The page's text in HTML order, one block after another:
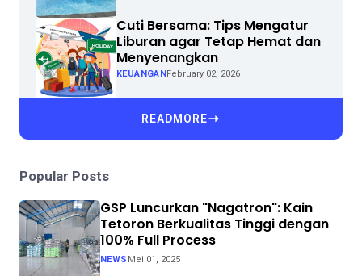
Cuti Bersama: Tips Mengatur
Liburan agar Tetap Hemat dan
Menyenangkan
KEUANGANFebruary 02, 2026
READMORE
Popular Posts
GSP Luncurkan "Nagatron": Kain
Tetoron Berkualitas Tinggi dengan
100% Full Process
NEWS Mei 01, 2025